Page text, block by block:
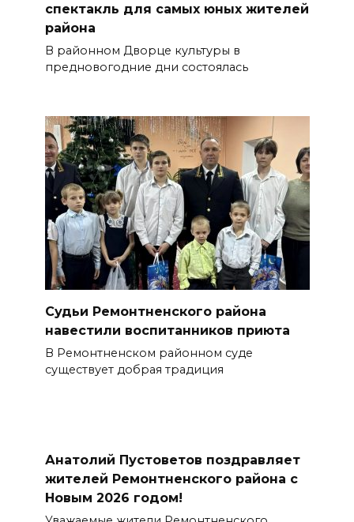
спектакль для самых юных жителей
района
В районном Дворце культуры в
предновогодние дни состоялась
Судьи Ремонтненского района
навестили воспитанников приюта
В Ремонтненском районном суде
существует добрая традиция
Анатолий Пустоветов поздравляет
жителей Ремонтненского района с
Новым 2026 годом!